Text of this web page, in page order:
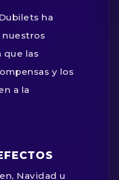
ha
que las
y los
a la
Navidad u